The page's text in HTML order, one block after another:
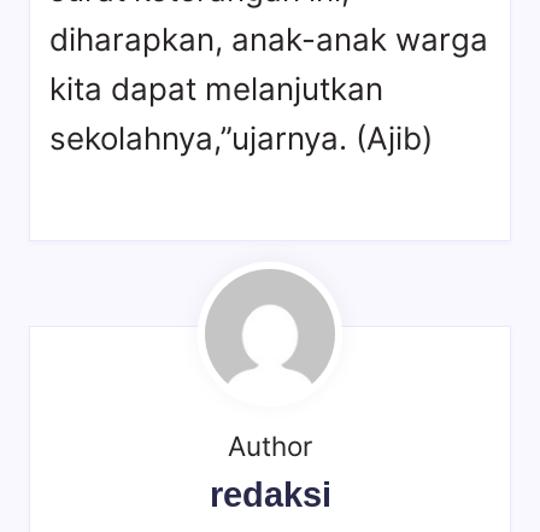
diharapkan, anak-anak warga
kita dapat melanjutkan
sekolahnya,”ujarnya. (Ajib)
Author
redaksi